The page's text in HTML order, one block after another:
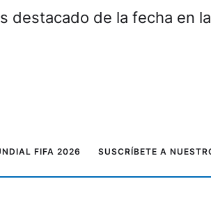
destacado de la fecha en
FIFA 2026 SUSCRÍBETE A